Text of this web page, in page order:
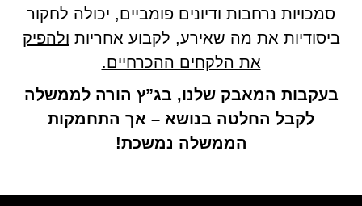
סמכויות נרחבות ודיונים פומביים, יכולה לחקור
ביסודיות את מה שאירע, לקבוע אחריות ולהפיק
את הלקחים ההכרחיים.
בעקבות המאבק שלנו, בג”ץ הורה לממשלה
לקבל החלטה בנושא – אך התחמקות
הממשלה נמשכת!